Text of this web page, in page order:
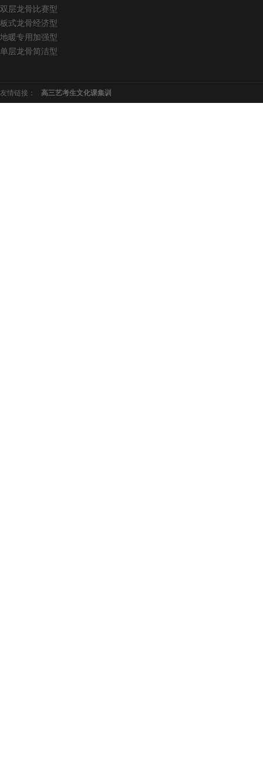
LVL型比赛结构
板式龙骨经济训练型
双层龙骨比赛型
板式龙骨经济型
地暖专用加强型
单层龙骨简洁型
友情链接： 高三艺考生文化课集训